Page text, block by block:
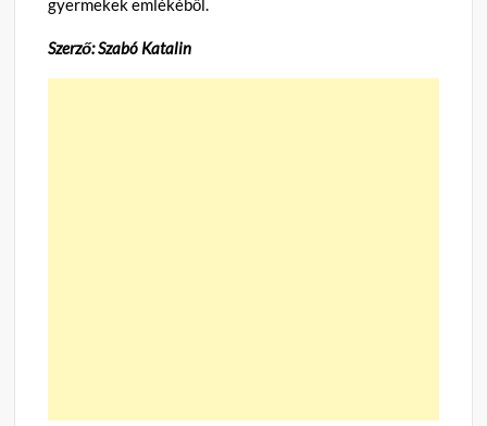
gyermekek emlékéből.
Szerző: Szabó Katalin